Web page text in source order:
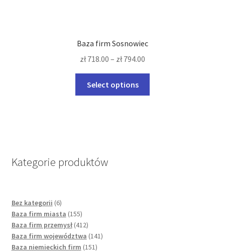
be
on
Baza firm Sosnowiec
zł718.00 – zł794.00
Select options
Kategorie produktów
Bez kategorii 66
products
Baza firm miasta 155155
products
Baza firm przemysł 412412
products
Baza firm województwa 141141
Baza niemieckich firm 151151